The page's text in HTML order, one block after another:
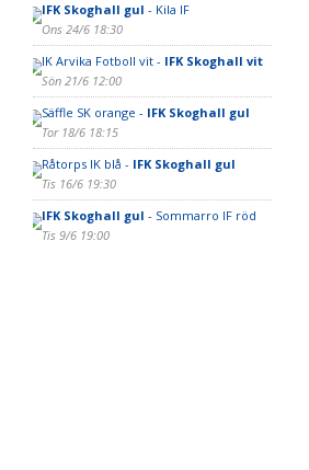
IFK Skoghall gul - Kila IF
Ons 24/6 18:30
IK Arvika Fotboll vit - IFK Skoghall vit
Sön 21/6 12:00
Säffle SK orange - IFK Skoghall gul
Tor 18/6 18:15
Råtorps IK blå - IFK Skoghall gul
Tis 16/6 19:30
IFK Skoghall gul - Sommarro IF röd
Tis 9/6 19:00